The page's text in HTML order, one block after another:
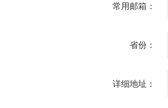
常用邮箱：
省份：
详细地址：